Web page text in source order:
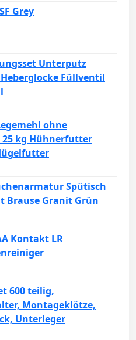
Grey
Unterputz
Füllventil
ohne
25 kg Hühnerfutter
Spütisch
Brause Granit Grün
Kontakt LR
600 teilig,
Montageklötze,
Unterleger